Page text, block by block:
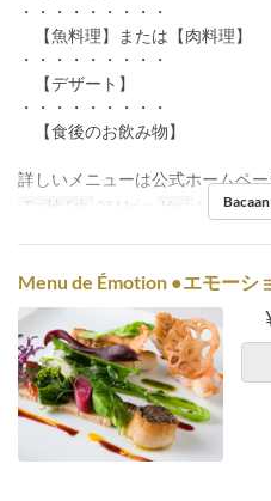
・・・・・・・・・
【魚料理】または【肉料理】
・・・・・・・・・
【デザート】
・・・・・・・・・
【食後のお飲み物】
詳しいメニューは公式ホームペー
Tarikh Sah 08 Mei ~ Hari I, Sl, R, K, J
Menu de Émotion ●エモーシ